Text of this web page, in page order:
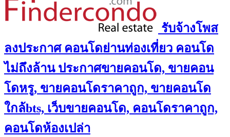
รับจ้างโพส
ลงประกาศ คอนโดย่านท่องเที่ยว คอนโด
ไม่ถึงล้าน ประกาศขายคอนโด, ขายคอน
โดหรู, ขายคอนโดราคาถูก, ขายคอนโด
ใกล้bts, เว็บขายคอนโด, คอนโดราคาถูก,
คอนโดห้องเปล่า